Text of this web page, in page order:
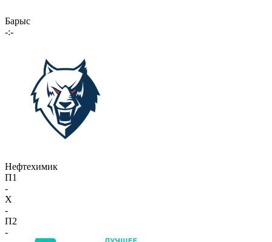
Барыс
-:-
Нефтехимик
П1
-
X
-
П2
-